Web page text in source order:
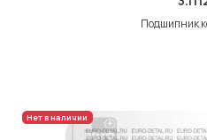
Подшипник
Нет в наличии